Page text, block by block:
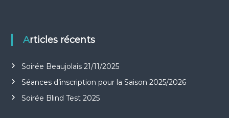
n
d
e
l
Articles récents
Soirée Beaujolais 21/11/2025
Séances d’inscription pour la Saison 2025/2026
Soirée Blind Test 2025